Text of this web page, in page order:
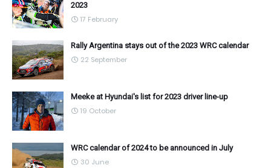
2023
17 February
Rally Argentina stays out of the 2023 WRC calendar
22 September
Meeke at Hyundai's list for 2023 driver line-up
19 October
WRC calendar of 2024 to be announced in July
30 June